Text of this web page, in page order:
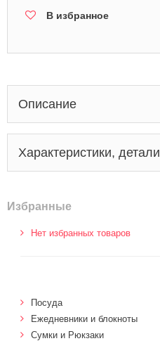
В избранное
Описание
Характеристики, детали
Избранные
Нет избранных товаров
Посуда
Ежедневники и блокноты
Сумки и Рюкзаки